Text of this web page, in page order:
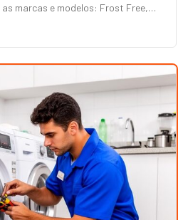
marcas e modelos: Frost Free,
Door, Inverter e convencional.